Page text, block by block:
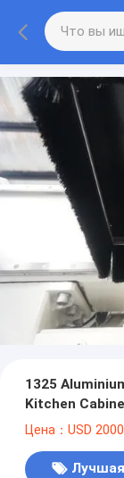
1325
Kitchen
Цена：USD